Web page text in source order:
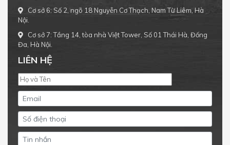
Cơ sở 6: Số 2, ngõ 18 Nguyễn Cơ Thạch, Nam Từ Liêm, Hà
Nội.
Cơ sở 7: Tầng 14, tòa nhà Việt Tower, Số 01 Thái Hà, Đống
Đa, Hà Nội.
LIÊN HỆ